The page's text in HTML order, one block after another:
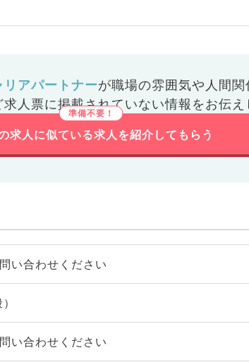
リアパートナーが職場の雰囲気や人間関
求人票に掲載されていない情報をお伝え
求人に似ている求人を紹介してもらう
い合わせください
い合わせください